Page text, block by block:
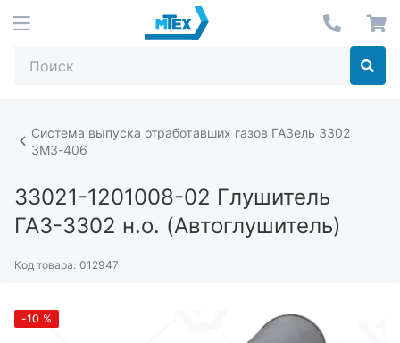
Система выпуска отработавших газов ГАЗель 3302
ЗМЗ-406
33021-1201008-02 Глушитель
ГАЗ-3302 н.о. (Автоглушитель)
Код товара: 012947
-10 %